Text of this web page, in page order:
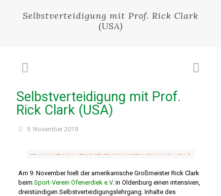
Selbstverteidigung mit Prof. Rick Clark
(USA)
Selbstverteidigung mit Prof.
Rick Clark (USA)
9. November 2019
Am 9. November hielt der amerikanische Großmeister Rick Clark
beim Sport-Verein Ofenerdiek e.V.in Oldenburg einen intensiven,
dreistündigen Selbstverteidigungslehrgang. Inhalte des